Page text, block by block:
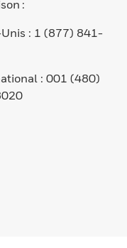
:
: 1 (877) 841-
: 001 (480)